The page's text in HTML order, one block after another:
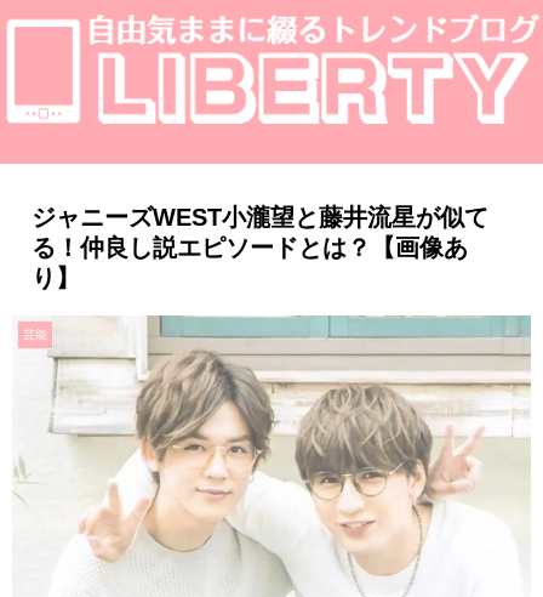
ジャニーズWEST小瀧望と藤井流星が似て
る！仲良し説エピソードとは？【画像あ
り】
芸能